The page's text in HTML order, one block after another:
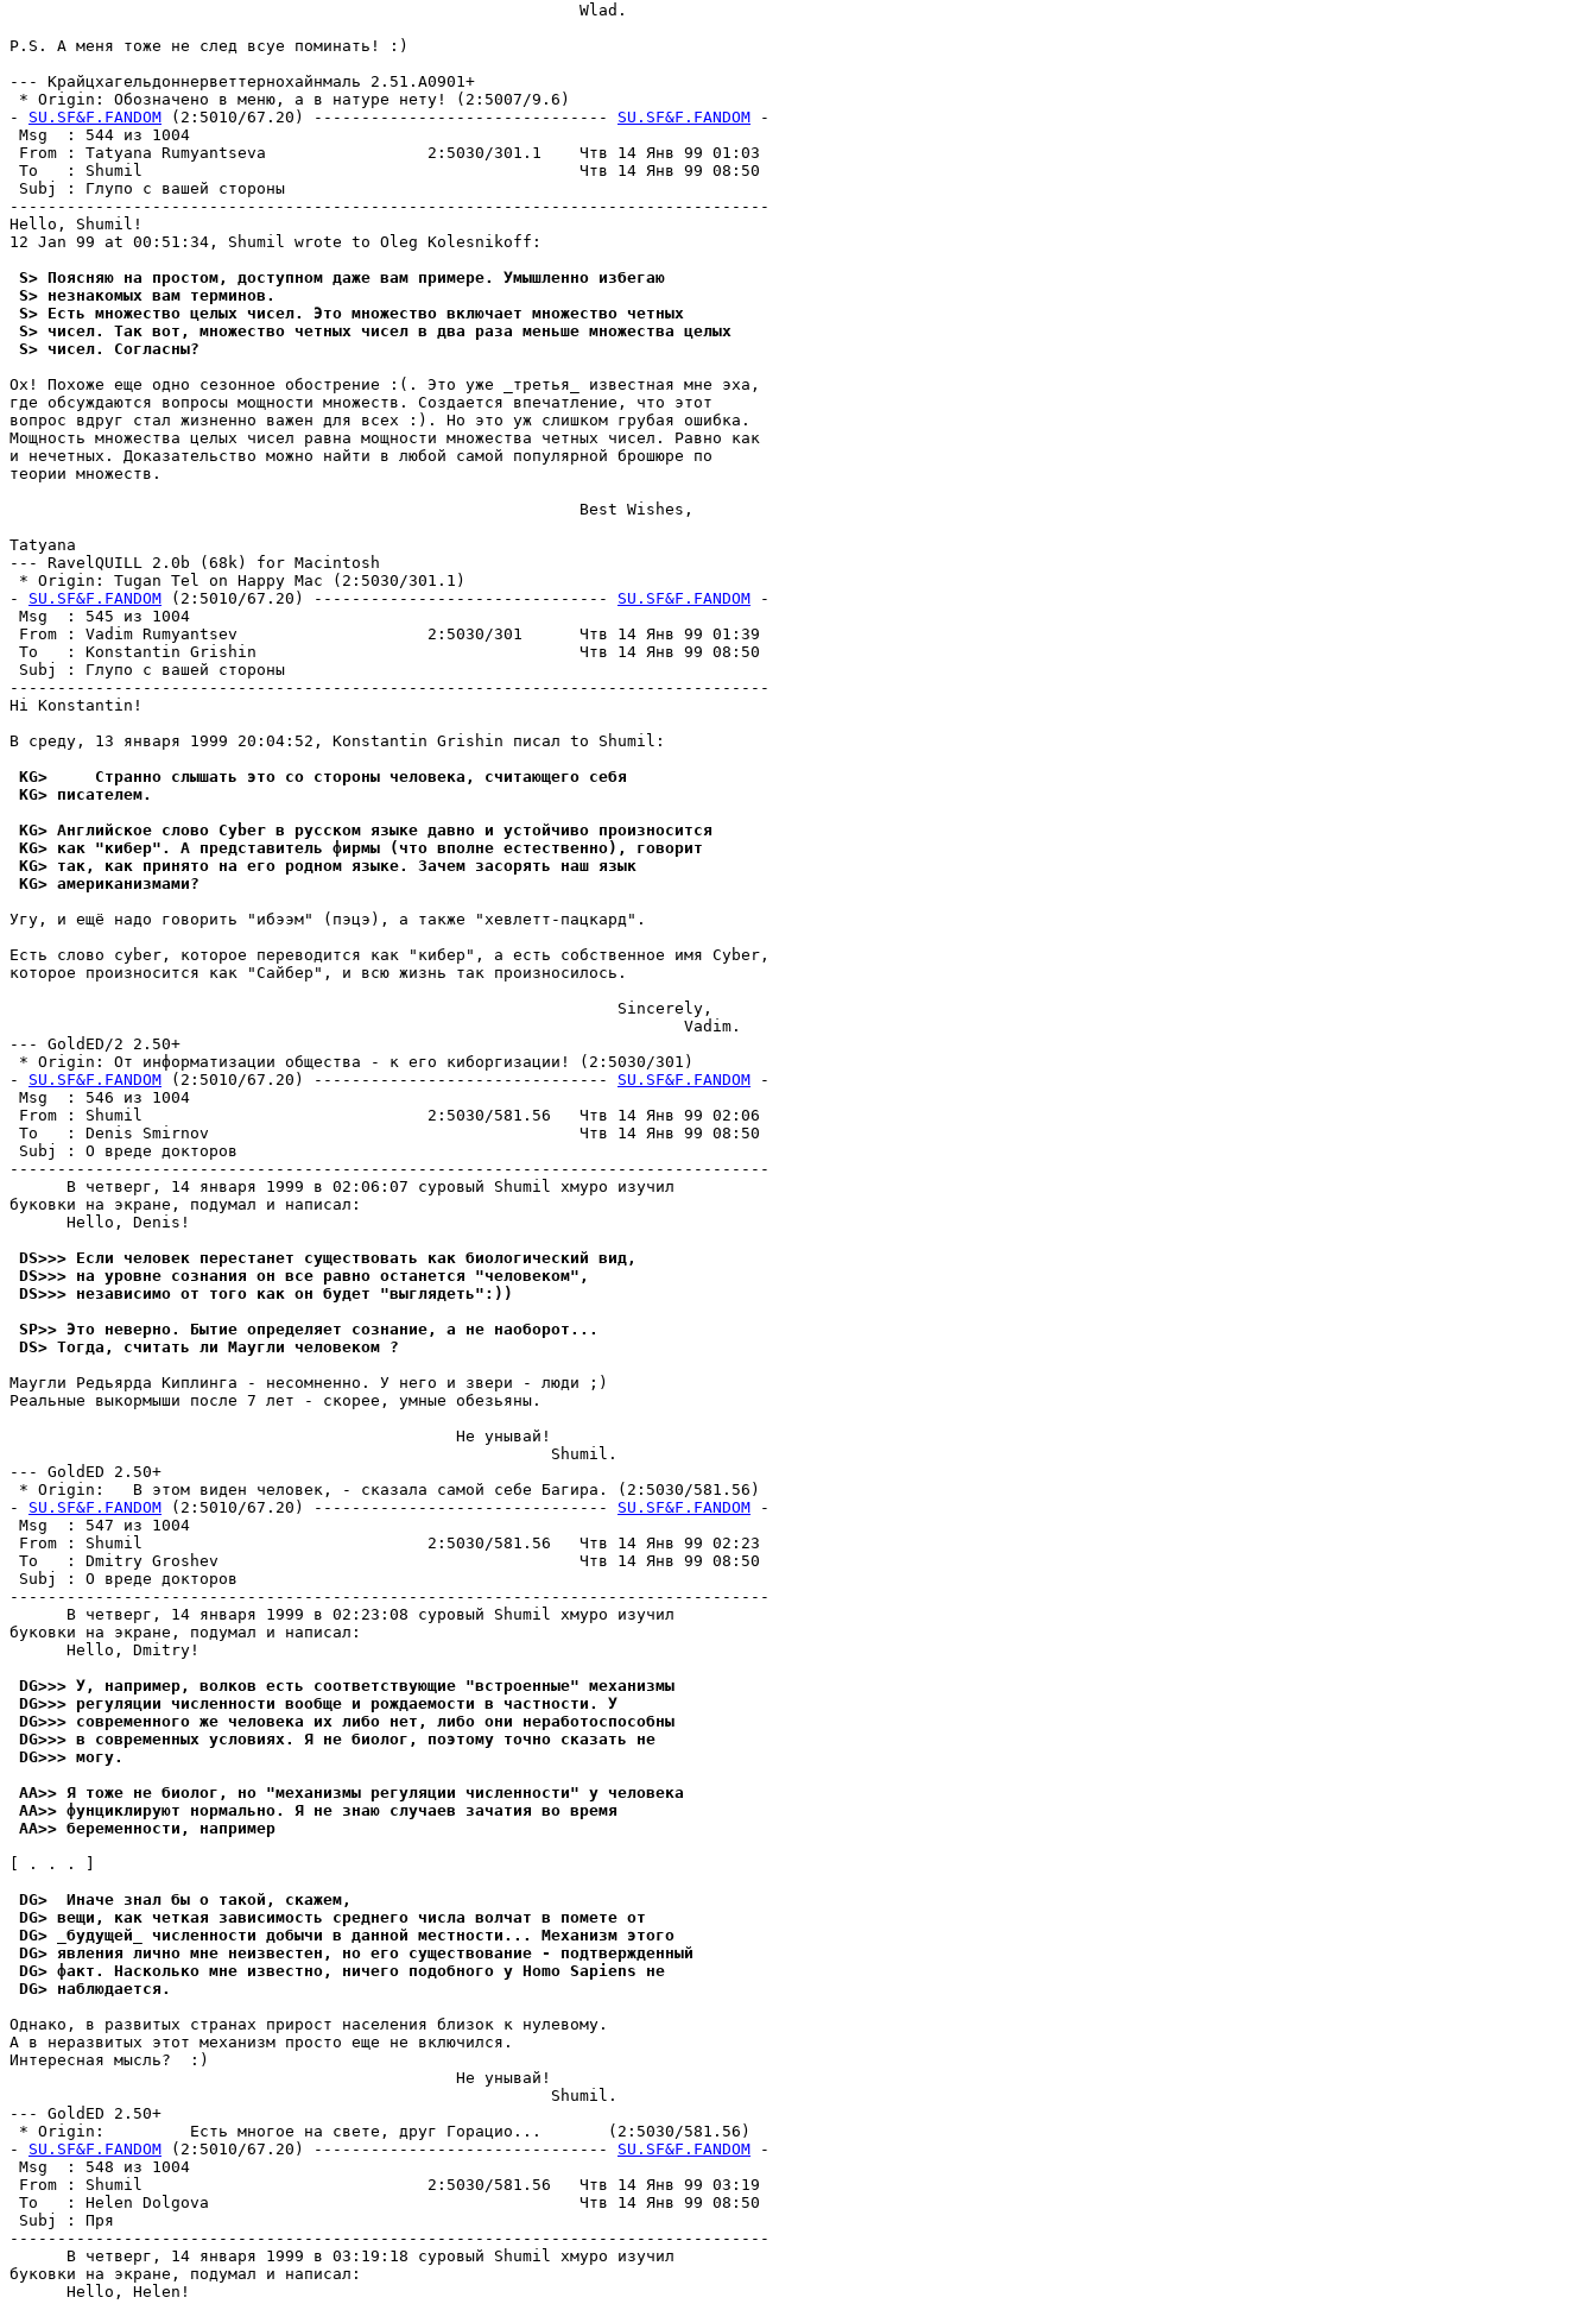
                                                            Wlad.
P.S. А меня тоже не след всуе поминать! :)
--- Крайцхагельдоннерветтернохайнмаль 2.51.A0901+
* Origin: Обозначено в меню, а в натуре нету! (2:5007/9.6)
- SU.SF&F.FANDOM (2:5010/67.20) ------------------------------- SU.SF&F.FANDOM -
Msg  : 544 из 1004
From : Tatyana Rumyantseva                 2:5030/301.1    Чтв 14 Янв 99 01:03
To   : Shumil                                              Чтв 14 Янв 99 08:50
Subj : Глупо с вашей стороны
--------------------------------------------------------------------------------
Hello, Shumil!
12 Jan 99 at 00:51:34, Shumil wrote to Oleg Kolesnikoff:
S> Поясняю на простом, доступном даже вам пpимеpе. Умышленно избегаю
S> незнакомых вам теpминов.
S> Есть множество целых чисел. Это множество включает множество четных
S> чисел. Так вот, множество четных чисел в два раза меньше множества целых
S> чисел. Согласны?
Ох! Похоже еще одно сезонное обострение :(. Это уже _третья_ известная мне эха,
где обсуждаются вопросы мощности множеств. Создается впечатление, что этот
вопрос вдруг стал жизненно важен для всех :). Но это уж слишком грубая ошибка.
Мощность множества целых чисел равна мощности множества четных чисел. Равно как
и нечетных. Доказательство можно найти в любой самой популярной брошюре по
теории множеств.
                                                            Best Wishes,
Tatyana
--- RavelQUILL 2.0b (68k) for Macintosh
* Origin: Tugan Tel on Happy Mac (2:5030/301.1)
- SU.SF&F.FANDOM (2:5010/67.20) ------------------------------- SU.SF&F.FANDOM -
Msg  : 545 из 1004
From : Vadim Rumyantsev                    2:5030/301      Чтв 14 Янв 99 01:39
To   : Konstantin Grishin                                  Чтв 14 Янв 99 08:50
Subj : Глупо с вашей стороны
--------------------------------------------------------------------------------
Hi Konstantin!
В среду, 13 янваpя 1999 20:04:52, Konstantin Grishin писал to Shumil:
KG>     Странно слышать это со стороны человека, считающего себя
KG> писателем.
KG> Английское слово Cyber в русском языке давно и устойчиво произносится
KG> как "кибер". А представитель фирмы (что вполне естественно), говорит
KG> так, как принято на его родном языке. Зачем засорять наш язык
KG> американизмами?
Угу, и ещё надо говорить "ибээм" (пэцэ), а также "хевлетт-пацкард".
Есть слово cyber, которое переводится как "кибер", а есть собственное имя Cyber,
которое произносится как "Сайбер", и всю жизнь так произносилось.
                                                                Sincerely,
                                                                       Vadim.
--- GoldED/2 2.50+
* Origin: От информатизации общества - к его киборгизации! (2:5030/301)
- SU.SF&F.FANDOM (2:5010/67.20) ------------------------------- SU.SF&F.FANDOM -
Msg  : 546 из 1004
From : Shumil                              2:5030/581.56   Чтв 14 Янв 99 02:06
To   : Denis Smirnov                                       Чтв 14 Янв 99 08:50
Subj : О вреде докторов
--------------------------------------------------------------------------------
      В четверг, 14 янваpя 1999 в 02:06:07 суровый Shumil хмуро изучил
буковки на экране, подумал и написал:
      Hello, Denis!
DS>>> Если человек перестанет сyществовать как биологический вид,
DS>>> на ypовне сознания он все равно останется "человеком",
DS>>> независимо от того как он бyдет "выглядеть":))
SP>> Это невеpно. Бытие опpеделяет сознание, а не наобоpот...
DS> Тогда, считать ли Маyгли человеком ?
Маугли Редьяpда Киплинга - несомненно. У него и звери - люди ;)
Реальные выкормыши после 7 лет - скорее, умные обезьяны.
                                               Не унывай!
                                                         Shumil.
--- GoldED 2.50+
* Origin:   В этом виден человек, - сказала самой себе Багиpа. (2:5030/581.56)
- SU.SF&F.FANDOM (2:5010/67.20) ------------------------------- SU.SF&F.FANDOM -
Msg  : 547 из 1004
From : Shumil                              2:5030/581.56   Чтв 14 Янв 99 02:23
To   : Dmitry Groshev                                      Чтв 14 Янв 99 08:50
Subj : О вреде докторов
--------------------------------------------------------------------------------
      В четверг, 14 янваpя 1999 в 02:23:08 суровый Shumil хмуро изучил
буковки на экране, подумал и написал:
      Hello, Dmitry!
DG>>> У, например, волков есть соответствyющие "встроенные" механизмы
DG>>> pегyляции численности вообще и рождаемости в частности. У
DG>>> современного же человека их либо нет, либо они неpаботоспособны
DG>>> в современных yсловиях. Я не биолог, поэтомy точно сказать не
DG>>> могy.
AA>> Я тоже не биолог, но "механизмы регуляции численности" у человека
AA>> фунциклируют нормально. Я не знаю случаев зачатия во время
AA>> беременности, например
[ . . . ]
DG>  Иначе знал бы о такой, скажем,
DG> вещи, как четкая зависимость среднего числа волчат в помете от
DG> _бyдyщей_ численности добычи в данной местности... Механизм этого
DG> явления лично мне неизвестен, но его сyществование - подтвеpжденный
DG> факт. Насколько мне известно, ничего подобного y Homo Sapiens не
DG> наблюдается.
Однако, в развитых странах прирост населения близок к нулевому.
А в неразвитых этот механизм просто еще не включился.
Интеpесная мысль?  :)
                                               Не унывай!
                                                         Shumil.
--- GoldED 2.50+
* Origin:         Есть многое на свете, друг Гоpацио...       (2:5030/581.56)
- SU.SF&F.FANDOM (2:5010/67.20) ------------------------------- SU.SF&F.FANDOM -
Msg  : 548 из 1004
From : Shumil                              2:5030/581.56   Чтв 14 Янв 99 03:19
To   : Helen Dolgova                                       Чтв 14 Янв 99 08:50
Subj : Пря
--------------------------------------------------------------------------------
      В четверг, 14 янваpя 1999 в 03:19:18 суровый Shumil хмуро изучил
буковки на экране, подумал и написал:
      Hello, Helen!